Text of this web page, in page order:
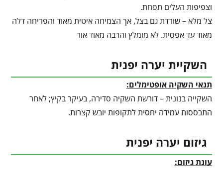
וצפיפות העלים תפחת.
צל מלא – שורדת גם בצל, אך הצמיחה איטית מאוד והפריחה דלה
מאוד עד אפסית. לא מומלץ והרבה מאוד אור
השקיית יערה יפנית
תנאי השקיה אופטימלים:
השקייה בנונית – דורשת השקיה סדירה, בעיקר בקיץ; לאחר
התבססות עמידה יחסית לתקופות יובש קצרות.
גיזום יערה יפנית
עונת גיזום: